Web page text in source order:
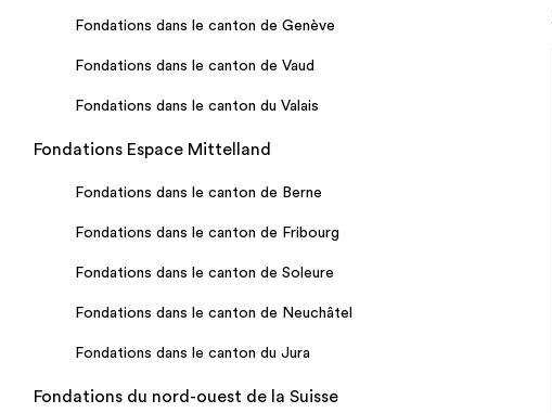
Fondations dans le canton de Genève
Fondations dans le canton de Vaud
Fondations dans le canton du Valais
Fondations Espace Mittelland
Fondations dans le canton de Berne
Fondations dans le canton de Fribourg
Fondations dans le canton de Soleure
Fondations dans le canton de Neuchâtel
Fondations dans le canton du Jura
Fondations du nord-ouest de la Suisse